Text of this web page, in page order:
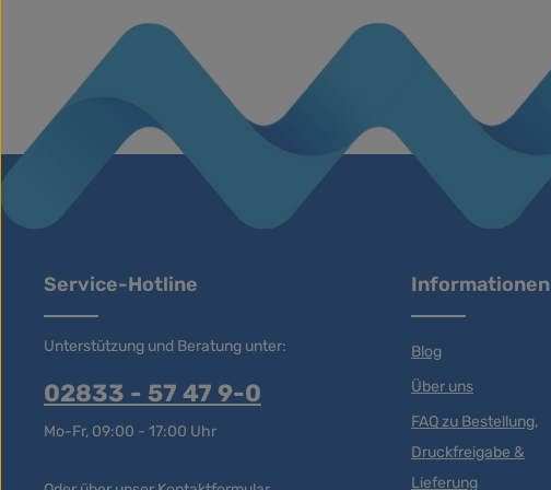
Service-Hotline
Unterstützung und Beratung unter:
02833 - 57 47 9-0
Mo-Fr, 09:00 - 17:00 Uhr
Informationen
Blog
Über uns
FAQ zu Bestellung,
Druckfreigabe &
Lieferung